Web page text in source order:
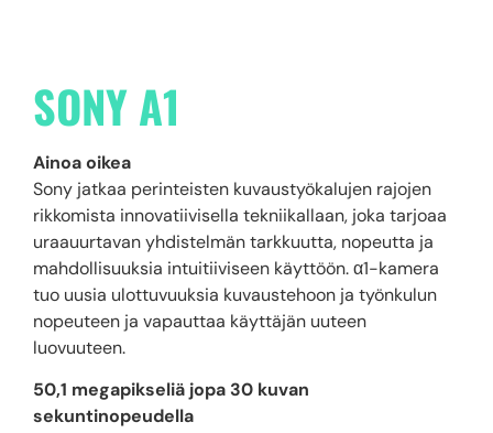
SONY A1
Ainoa oikea
Sony jatkaa perinteisten kuvaustyökalujen rajojen
rikkomista innovatiivisella tekniikallaan, joka tarjoaa
uraauurtavan yhdistelmän tarkkuutta, nopeutta ja
mahdollisuuksia intuitiiviseen käyttöön. α1-kamera
tuo uusia ulottuvuuksia kuvaustehoon ja työnkulun
nopeuteen ja vapauttaa käyttäjän uuteen
luovuuteen.
50,1 megapikseliä jopa 30 kuvan
sekuntinopeudella